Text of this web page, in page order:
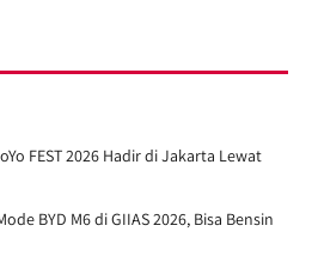
FEST 2026 Hadir di Jakarta Lewat
BYD M6 di GIIAS 2026, Bisa Bensin